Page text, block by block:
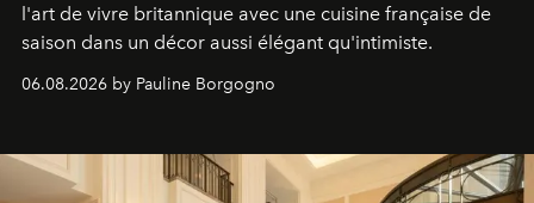
l'art de vivre britannique avec une cuisine française de
saison dans un décor aussi élégant qu'intimiste.
06.08.2026 by Pauline Borgogno